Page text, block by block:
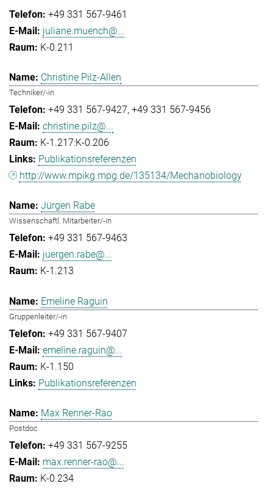
+49 331 567-9461
juliane.muench@...
K-0.211
Christine Pilz-Allen
Techniker/-in
+49 331 567-9427 +49 331 567-9456
christine.pilz@...
K-1.217:K-0.206
Publikationsreferenzen
http://www.mpikg.mpg.de/135134/Mechanobiology
Jürgen Rabe
Wissenschaftl. Mitarbeiter/-in
+49 331 567-9463
juergen.rabe@...
K-1.213
Emeline Raguin
Gruppenleiter/-in
+49 331 567-9407
emeline.raguin@...
K-1.150
Publikationsreferenzen
Max Renner-Rao
Postdoc
+49 331 567-9255
max.renner-rao@...
K-0.234